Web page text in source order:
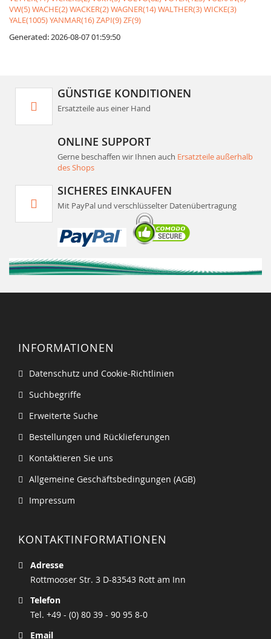
VW(5)WACHE(2)WACKER(2)WAGNER(14)WALTHER(3)WICKE(3)
YALE(1005)YANMAR(16)ZAPI(9)ZF(9)
Generated: 2026-08-07 01:59:50
GÜNSTIGE KONDITIONEN
Ersatzteile aus einer Hand
ONLINE SUPPORT
Gerne beschaffen wir Ihnen auch Ersatzteile außerhalb
des Shops
SICHERES EINKAUFEN
Mit PayPal und verschlüsselter Datenübertragung
INFORMATIONEN
Datenschutz und Cookie-Richtlinien
Suchbegriffe
Erweiterte Suche
Bestellungen und Rücklieferungen
Kontaktieren Sie uns
Allgemeine Geschäftsbedingungen (AGB)
Impressum
KONTAKTINFORMATIONEN
Adresse
Rottmooser Str. 3 D-83543 Rott am Inn
Telefon
Tel. +49 - (0) 80 39 - 90 95 8-0
Email